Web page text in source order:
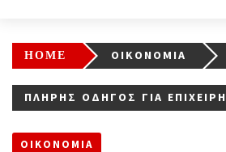
HOME ΟΙΚΟΝΟΜΙΑ
ΠΛΉΡΗΣ ΟΔΗΓΌΣ ΓΙΑ
ΟΙΚΟΝΟΜΙΑ